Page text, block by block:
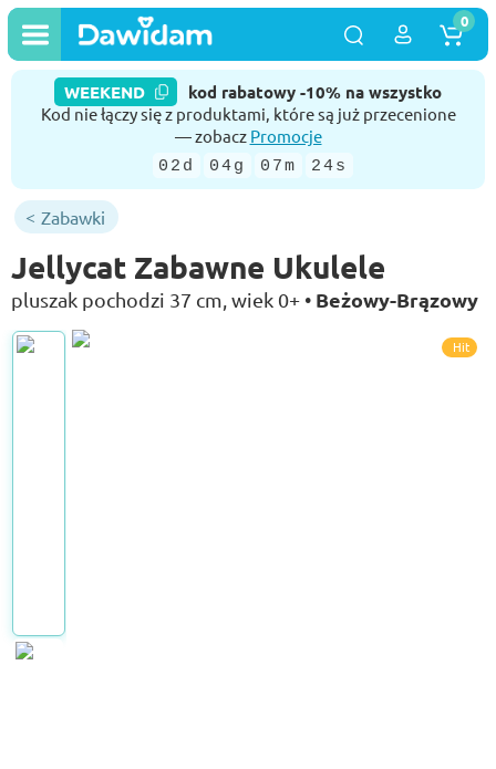
WEEKEND kod rabatowy -10% na wszystko
Kod nie łączy się z produktami, które są już przecenione
— zobacz Promocje
02d 04g 07m 24s
0
Zabawki
Jellycat Zabawne Ukulele
pluszak pochodzi 37 cm, wiek 0+ • Beżowy-Brązowy
Hit